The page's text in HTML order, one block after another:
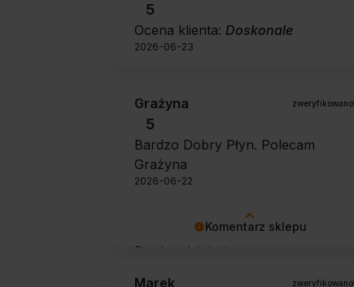
5
Ocena klienta: Doskonale
2026-06-23
Komentarz sklepu
Bardzo dziękujemy za pozytywną
Grażyna zweryfikowano
5
Bardzo Dobry Płyn. Polecam
Grażyna
2026-06-22
Marek zweryfikowano